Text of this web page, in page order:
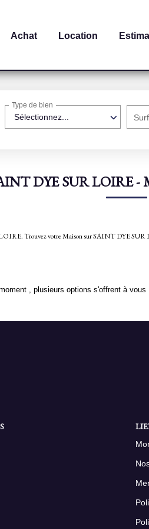
Achat Location
Sélectionnez...
Type de bien
DYE SUR LOIRE -
LOIRE. Trouvez votre Maison sur SAINT DYE
, plusieurs options s'offrent à vous